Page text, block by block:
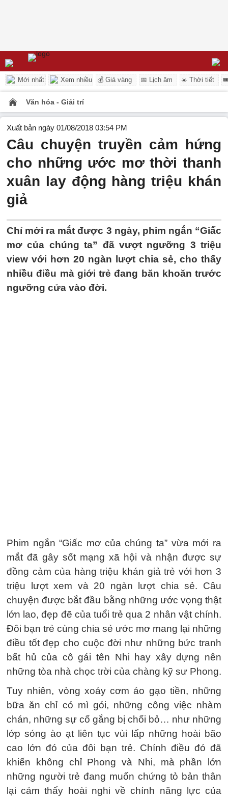
Mới nhất Xem nhiều 💰 Giá vàng 📅 Lịch âm ☀️ Thời tiết
Văn hóa - Giải trí
Xuất bản ngày 01/08/2018 03:54 PM
Câu chuyện truyền cảm hứng
cho những ước mơ thời thanh
xuân lay động hàng triệu khán
giả
Chỉ mới ra mắt được 3 ngày, phim ngắn “Giấc
mơ của chúng ta” đã vượt ngưỡng 3 triệu
view với hơn 20 ngàn lượt chia sẻ, cho thấy
nhiều điều mà giới trẻ đang băn khoăn trước
ngưỡng cửa vào đời.
Phim ngắn “Giấc mơ của chúng ta” vừa mới ra
mắt đã gây sốt mạng xã hội và nhận được sự
đồng cảm của hàng triệu khán giả trẻ với hơn 3
triệu lượt xem và 20 ngàn lượt chia sẻ. Câu
chuyện được bắt đầu bằng những ước vọng thật
lớn lao, đẹp đẽ của tuổi trẻ qua 2 nhân vật chính.
Đôi bạn trẻ cùng chia sẻ ước mơ mang lại những
điều tốt đẹp cho cuộc đời như những bức tranh
bất hủ của cô gái tên Nhi hay xây dựng nên
những tòa nhà chọc trời của chàng kỹ sư Phong.
Tuy nhiên, vòng xoáy cơm áo gạo tiền, những
bữa ăn chỉ có mì gói, những công việc nhàm
chán, những sự cố gắng bị chối bỏ… như những
lớp sóng ào ạt liên tục vùi lấp những hoài bão
cao lớn đó của đôi bạn trẻ. Chính điều đó đã
khiến không chỉ Phong và Nhi, mà phần lớn
những người trẻ đang muốn chứng tỏ bản thân
lại cảm thấy hoài nghi về chính năng lực của